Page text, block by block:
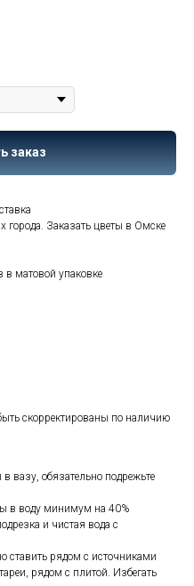
заказ
города. Заказать цветы в Омске
в матовой упаковке
скорректированы по наличию
вазу, обязательно подрежьте
в воду минимум на 40%
и чистая вода с
ставить рядом с источниками
рядом с плитой. Избегать